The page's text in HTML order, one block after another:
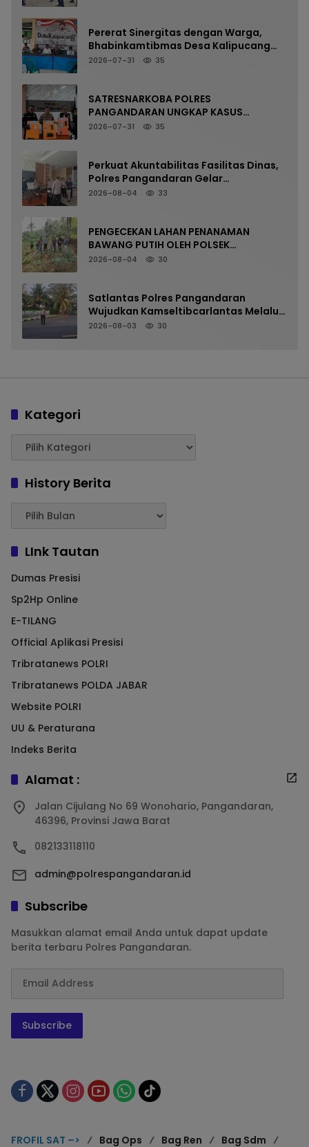
Pererat Sinergitas dengan Warga,
Bhabinkamtibmas Desa Kalipucang
Ikuti Rangkaian Milangkala Desa ke-
2026-07-31 35
SATRESNARKOBA POLRES
PANGANDARAN UNGKAP KASUS
NARKOTIKA MELALUI PRESS RELEASE
2026-07-31 35
Perkuat Akuntabilitas Fasilitas Dinas,
Polres Pangandaran Gelar
Pemeriksaan Senpi Berkala
2026-08-04 33
PENGECEKAN LAHAN PENANAMAN
BAWANG PUTIH OLEH POLSEK
LANGKAPLANCAR DUKUNG PROGRAM
2026-08-04 30
Satlantas Polres Pangandaran
Wujudkan Kamseltibcarlantas Melalui
Pelayanan Arus Pagi
2026-08-03 30
Kategori
History Berita
LInk Tautan
Dumas Presisi
Sp2Hp Online
E-TILANG
Official Aplikasi Presisi
Tribratanews POLRI
Tribratanews POLDA JABAR
Website POLRI
UU & Peraturana
Indeks Berita
Alamat :
Jalan Cijulang No 69 Wonohario, Pangandaran,
46396, Provinsi Jawa Barat
082133118110
admin@polrespangandaran.id
Subscribe
Masukkan alamat email Anda untuk dapat update
berita terbaru Polres Pangandaran.
Subscribe
FROFIL SAT –> Bag Ops Bag Ren Bag Sdm